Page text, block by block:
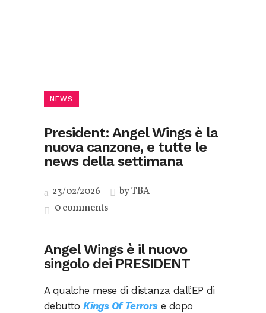
NEWS
President: Angel Wings è la
nuova canzone, e tutte le
news della settimana
23/02/2026 byTBA
0 comments
Angel Wings è il nuovo
singolo dei PRESIDENT
A qualche mese di distanza dall’EP di
debuttoKings Of Terrorse dopo